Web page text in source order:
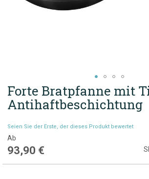
Zum
Anfang
der
springen
Forte Bratpfanne mit
Antihaftbeschichtung
Seien Sie der Erste, der dieses Produkt bewertet
Ab
93,90 €